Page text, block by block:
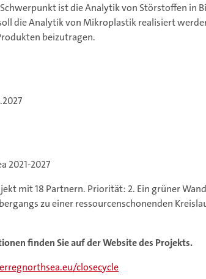
ist die Analytik von Störstoffen in
die Analytik von Mikroplastik realisiert
beizutragen.
2021-2027
mit 18 Partnern. Priorität: 2. Ein grüner
zu einer ressourcenschonenden
finden Sie auf der Website des Projekts.
closecycle